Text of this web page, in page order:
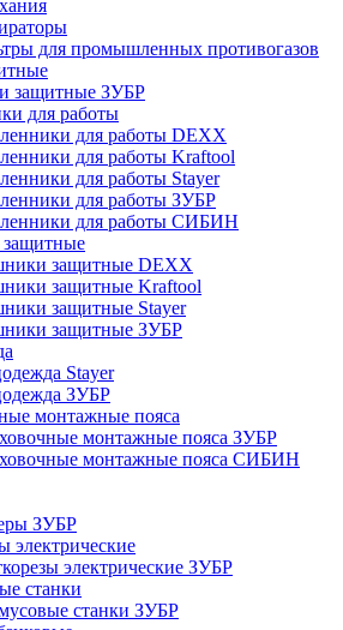
для промышленных противогазов
защитные ЗУБР
для работы
для работы DEXX
для работы Kraftool
для работы Stayer
для работы ЗУБР
для работы СИБИН
защитные DEXX
защитные Kraftool
защитные Stayer
защитные ЗУБР
Stayer
ЗУБР
монтажные пояса
монтажные пояса ЗУБР
монтажные пояса СИБИН
ЗУБР
электрические
электрические ЗУБР
станки
станки ЗУБР